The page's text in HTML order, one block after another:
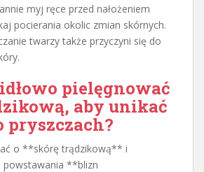
myj ręce przed nałożeniem
pocierania okolic zmian skórnych.
twarzy także przyczyni się do
pielęgnować
aby unikać
pryszczach?
o **skórę trądzikową** i
powstawania **blizn